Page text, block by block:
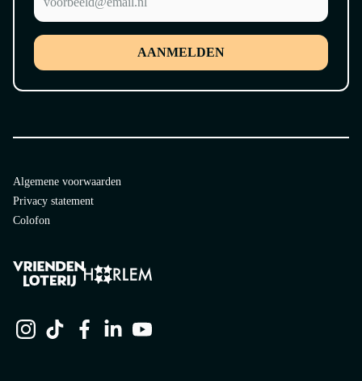
AANMELDEN
Algemene voorwaarden
Privacy statement
Colofon